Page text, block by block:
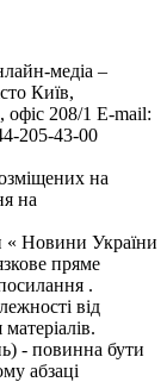
медіа –
Київ,
208/1 E-mail:
205-43-00
на
на
« Новини України
пряме
.
від
- повинна бути
абзаці